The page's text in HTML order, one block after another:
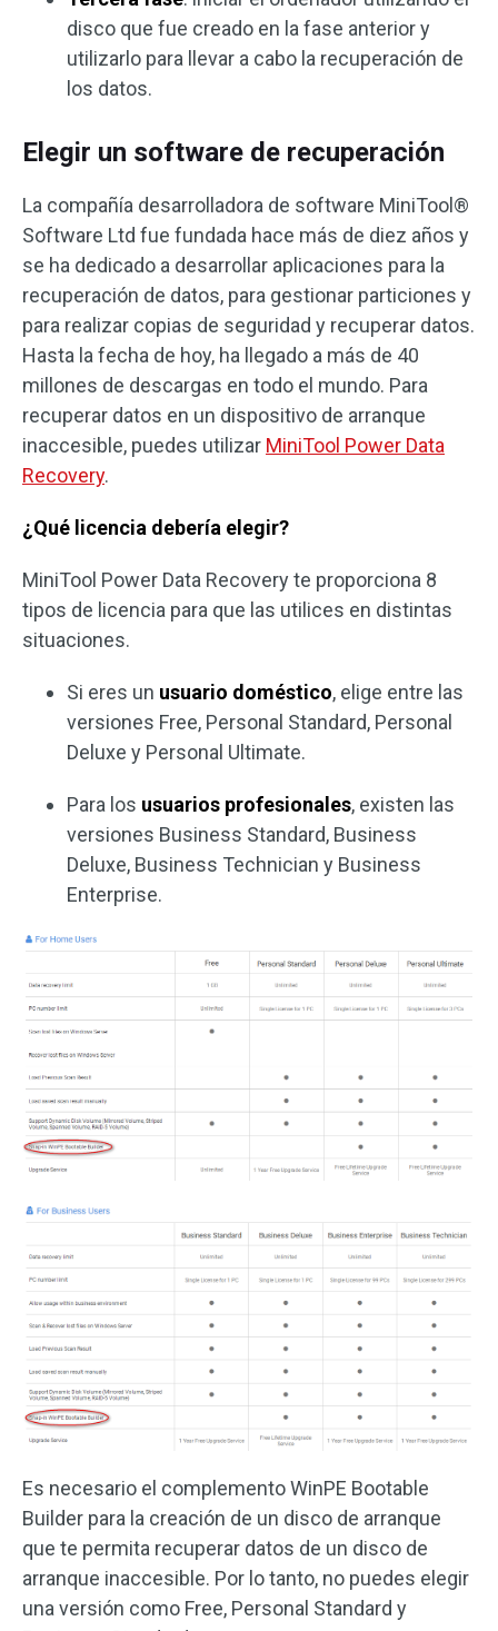
disco que fue creado en la fase anterior y
utilizarlo para llevar a cabo la recuperación de
los datos.
Elegir un software de recuperación
La compañía desarrolladora de software MiniTool®
Software Ltd fue fundada hace más de diez años y
se ha dedicado a desarrollar aplicaciones para la
recuperación de datos, para gestionar particiones y
para realizar copias de seguridad y recuperar datos.
Hasta la fecha de hoy, ha llegado a más de 40
millones de descargas en todo el mundo. Para
recuperar datos en un dispositivo de arranque
inaccesible, puedes utilizar MiniTool Power Data
Recovery.
¿Qué licencia debería elegir?
MiniTool Power Data Recovery te proporciona 8
tipos de licencia para que las utilices en distintas
situaciones.
Si eres un usuario doméstico, elige entre las
versiones Free, Personal Standard, Personal
Deluxe y Personal Ultimate.
Para los usuarios profesionales, existen las
versiones Business Standard, Business
Deluxe, Business Technician y Business
Enterprise.
Es necesario el complemento WinPE Bootable
Builder para la creación de un disco de arranque
que te permita recuperar datos de un disco de
arranque inaccesible. Por lo tanto, no puedes elegir
una versión como Free, Personal Standard y